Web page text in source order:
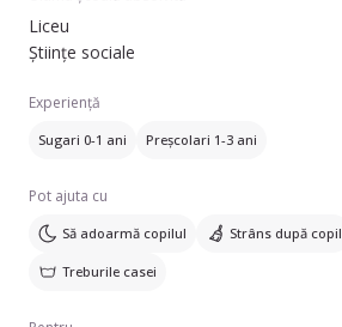
Liceu
Științe sociale
Experiență
Sugari 0-1 ani Preșcolari 1-3 ani
Pot ajuta cu
Să adoarmă copilul Strâns după copil
Treburile casei